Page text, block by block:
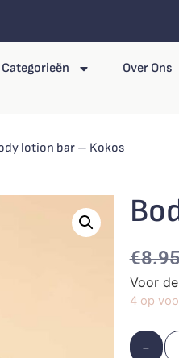
Categorieën Over Ons
lotion bar – Kokos
€
Voor
4 op
-